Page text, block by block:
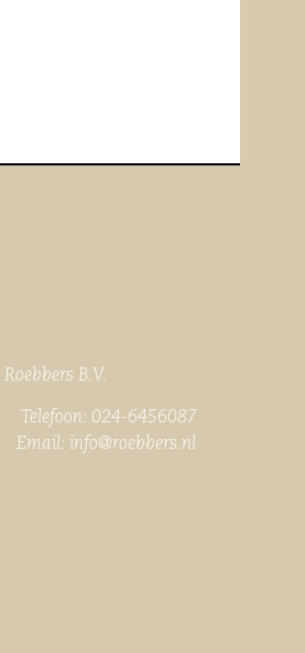
B.V.
024-6456087
info@roebbers.nl